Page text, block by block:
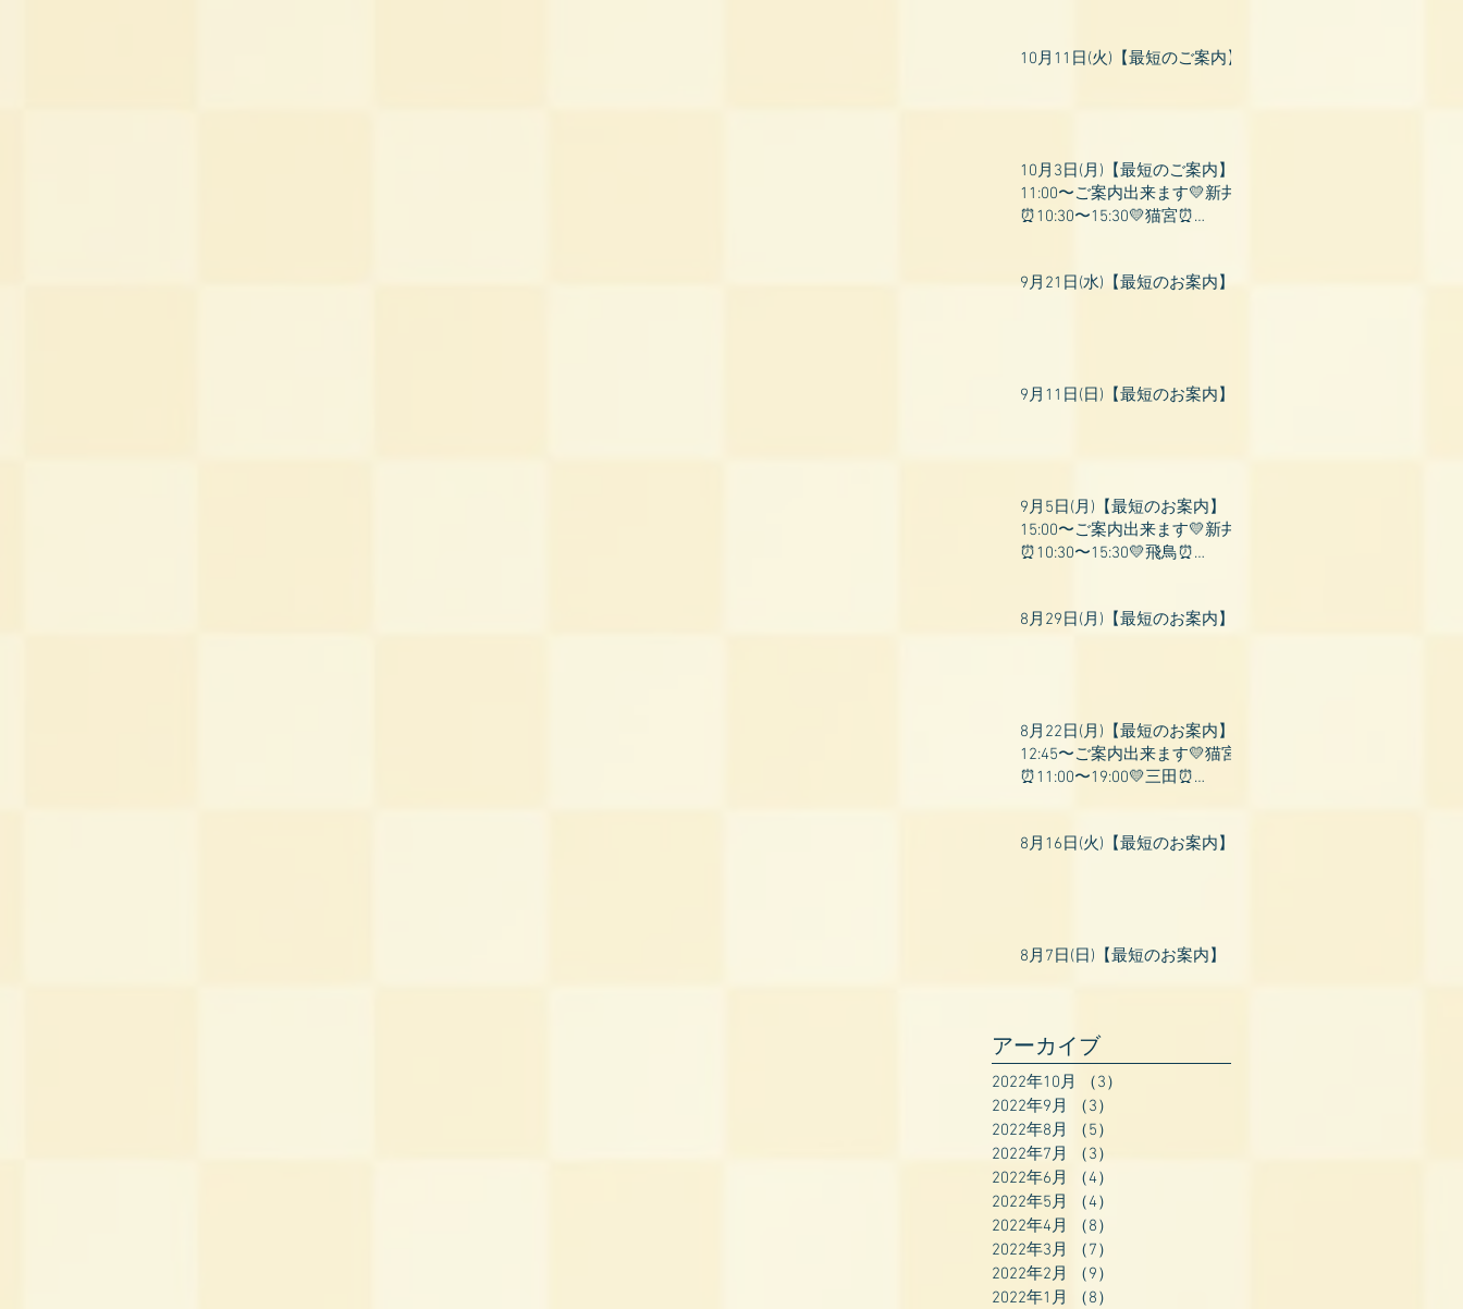
10月11日(火)【最短のご案内】
10月3日(月)【最短のご案内】
11:00〜ご案内出来ます💛新井
⏰10:30〜15:30💛猫宮⏰
9月21日(水)【最短のお案内】
9月11日(日)【最短のお案内】
9月5日(月)【最短のお案内】
15:00〜ご案内出来ます💛新井
⏰10:30〜15:30💛飛鳥⏰
8月29日(月)【最短のお案内】
8月22日(月)【最短のお案内】
12:45〜ご案内出来ます💛猫宮
⏰11:00〜19:00💛三田⏰
8月16日(火)【最短のお案内】
8月7日(日)【最短のお案内】
アーカイブ
2022年10月 （3）
2022年9月
（3）
2022年8月
（5）
2022年7月
（3）
2022年6月
（4）
2022年5月
（4）
2022年4月
（8）
2022年3月
（7）
2022年2月
（9）
2022年1月
（8）